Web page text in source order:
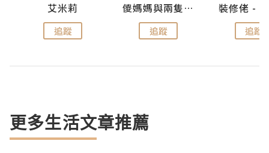
艾米莉
追蹤
儍媽媽與兩隻小魔怪之家
追蹤 追蹤
更多生活文章推薦